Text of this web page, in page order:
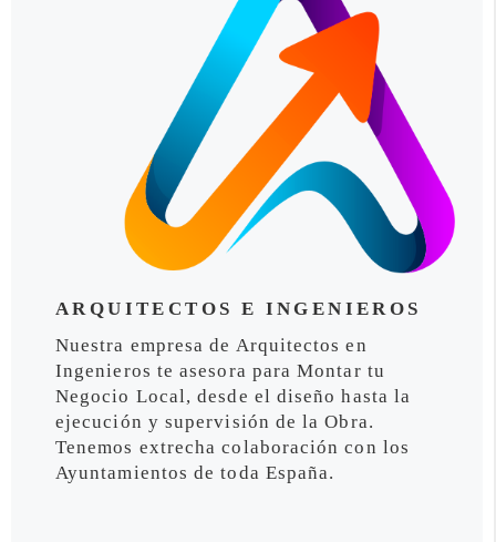
ARQUITECTOS E INGENIEROS
Nuestra empresa de Arquitectos en
Ingenieros te asesora para Montar tu
Negocio Local, desde el diseño hasta la
ejecución y supervisión de la Obra.
Tenemos extrecha colaboración con los
Ayuntamientos de toda España.